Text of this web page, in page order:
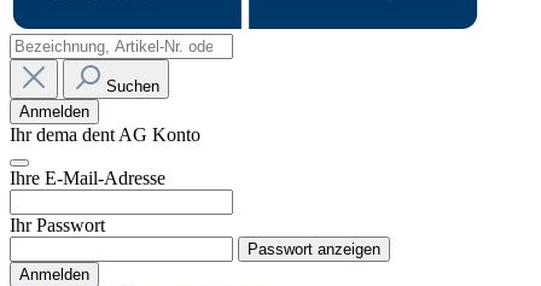
Suchen
Anmelden
Ihr dema dent AG Konto
Ihre E-Mail-Adresse
Ihr Passwort
Passwort anzeigen
Anmelden